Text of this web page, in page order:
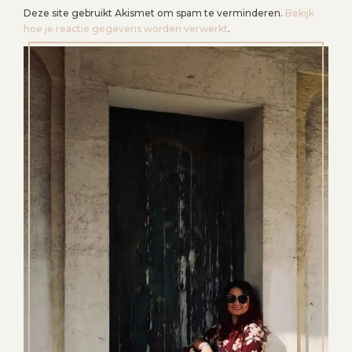
Deze site gebruikt Akismet om spam te verminderen. Bekijk
hoe je reactie gegevens worden verwerkt.